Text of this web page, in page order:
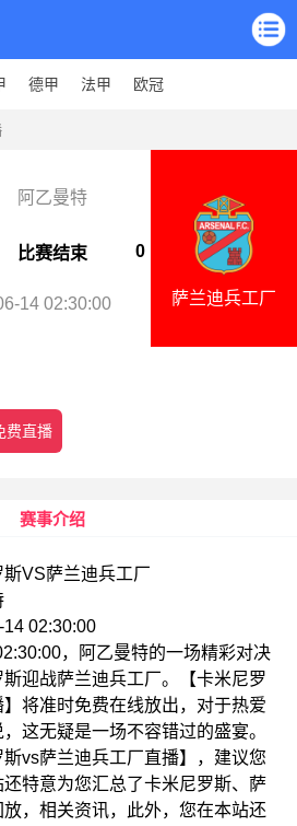
德甲 法甲 欧冠
阿乙曼特
比赛结束 0
14 02:30:00 萨兰迪兵工厂
费直播
赛事介绍
VS萨兰迪兵工厂
14 02:30:00
，阿乙曼特的一场精彩对决
迎战萨兰迪兵工厂。【卡米尼罗
将准时免费在线放出，对于热爱
这无疑是一场不容错过的盛宴。
vs萨兰迪兵工厂直播】，建议您
特意为您汇总了卡米尼罗斯、萨
，相关资讯，此外，您在本站还